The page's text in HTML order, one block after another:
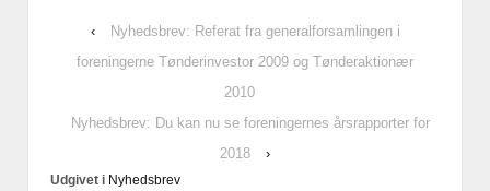
‹
Nyhedsbrev: Referat fra generalforsamlingen i
foreningerne Tønderinvestor 2009 og Tønderaktionær
2010
Nyhedsbrev: Du kan nu se foreningernes årsrapporter for
2018
›
Udgivet i Nyhedsbrev